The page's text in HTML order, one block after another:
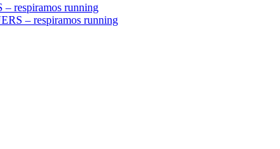
– respiramos running
– respiramos running